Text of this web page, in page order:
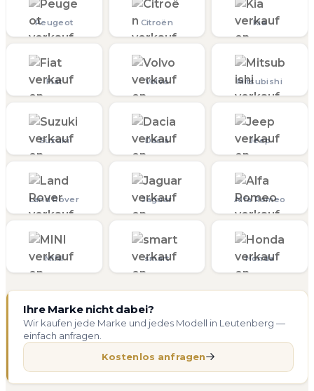
Peugeot Citroën Kia
Fiat Volvo Mitsubishi
Suzuki Dacia Jeep
Land Rover Jaguar Alfa Romeo
MINI smart Honda
Ihre Marke nicht dabei?
Wir kaufen jede Marke und jedes Modell in Leutenberg —
einfach anfragen.
Kostenlos anfragen